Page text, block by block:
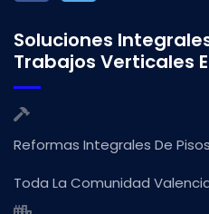
Soluciones
Trabajos Verticales
Reformas Integrales De
Toda La Comunidad